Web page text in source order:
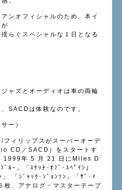
ンオフィシャルのため、本イ
らぐスペシャルな１日となる
ャズとオーディオは車の両輪
SACDは体験なのです。
ー）
フィリップスがスーパーオーデ
CD／SACD）をスタートす
1999年 5 月 21 日にMiles D
ﾙｰ」「ｽｹｯﾁ･ｵﾌﾞ･ｽﾍﾟｲﾝ｣
」 「ｼﾞｬｯｸ･ｼﾞｮﾝｿﾝ」「ｻﾞ･ﾏ
枚、アナログ・マスターテープ